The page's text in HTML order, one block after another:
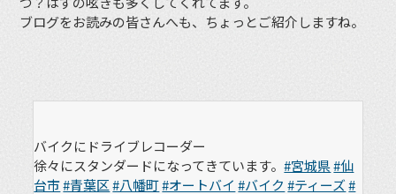
ブログをお読みの皆さんへも、ちょっとご紹介しますね。
バイクにドライブレコーダー
徐々にスタンダードになってきています。#宮城県#仙
台市#青葉区 #八幡町#オートバイ #バイク #ティーズ#